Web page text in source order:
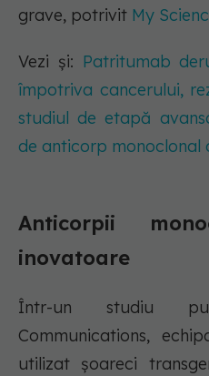
grave, potrivit My
Vezi și: Patritumab
împotriva cancerului,
studiul de etapă
de anticorp
Anticorpii
inovatoare
Într-un studiu
Communications,
utilizat șoareci